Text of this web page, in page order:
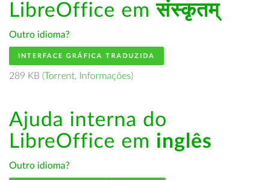
LibreOffice emसंस्कृतम्
Outro idioma?
INTERFACE GRÁFICA TRADUZIDA
289 KB (Torrent, Informações)
Ajuda interna do
LibreOffice em inglês
Outro idioma?